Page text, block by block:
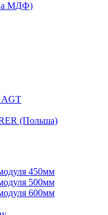
МДФ)
AGT
(Польша)
450мм
500мм
600мм